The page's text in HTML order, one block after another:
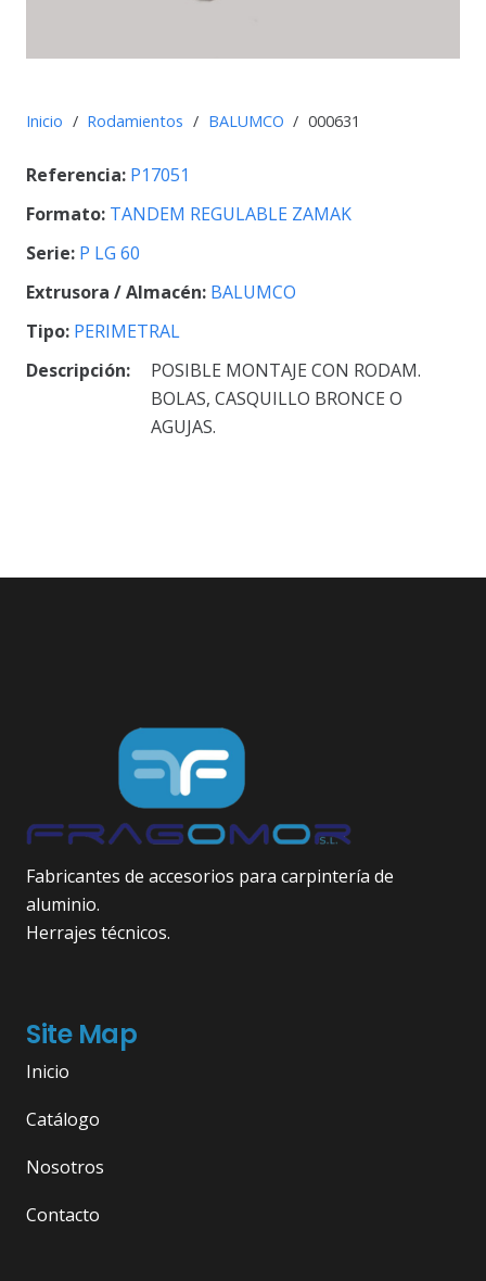
Inicio / Rodamientos / BALUMCO / 000631
Referencia: P17051
Formato: TANDEM REGULABLE ZAMAK
Serie: P LG 60
Extrusora / Almacén: BALUMCO
Tipo: PERIMETRAL
Descripción:
POSIBLE MONTAJE CON RODAM.
BOLAS, CASQUILLO BRONCE O
AGUJAS.
Fabricantes de accesorios para carpintería de
aluminio.
Herrajes técnicos.
Site Map
Inicio
Catálogo
Nosotros
Contacto